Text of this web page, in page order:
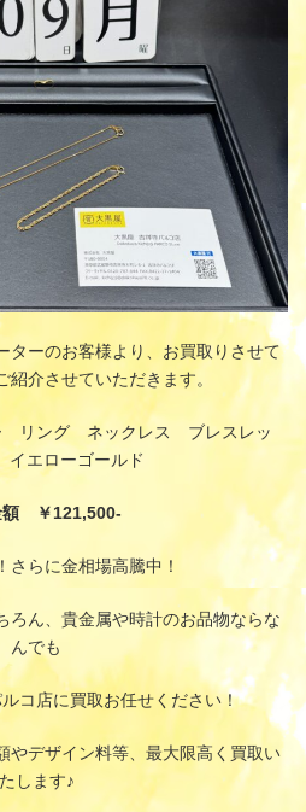
ターのお客様より、お買取りさせて
紹介させていただきます。
リング ネックレス ブレスレッ
エローゴールド
額 ￥121,500-
さらに金相場高騰中！
ろん、貴金属や時計のお品物ならな
んでも
コ店に買取お任せください！
やデザイン料等、最大限高く買取い
たします♪